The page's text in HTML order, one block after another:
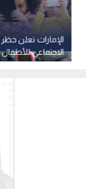
الإمارات تعلن
الاجتماعي للأطفال